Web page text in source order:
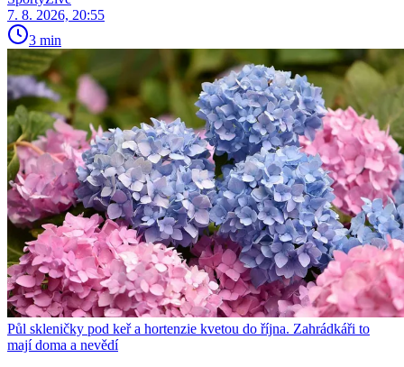
7. 8. 2026, 20:55
3 min
Půl skleničky pod keř a hortenzie kvetou do října. Zahrádkáři to
mají doma a nevědí